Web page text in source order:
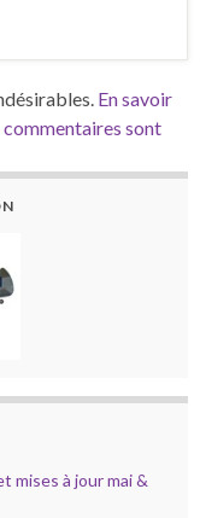
En savoir
commentaires sont
mises à jour mai &